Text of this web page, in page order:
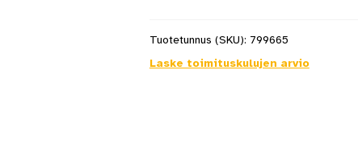
Tuotetunnus (SKU): 799665
Laske toimituskulujen arvio